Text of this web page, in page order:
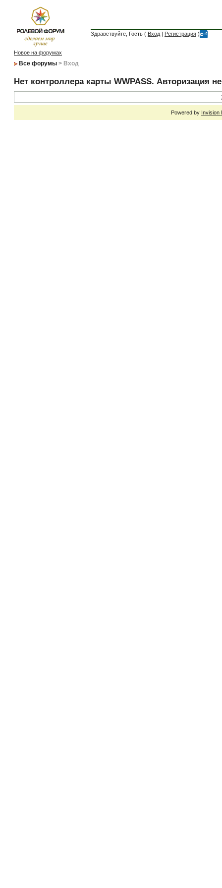
Здравствуйте, Гость ( Вход | Регистрация )
Новое на форумах
Все форумы > Вход
Нет контроллера карты WWPASS. Авторизация
Powered by Invision